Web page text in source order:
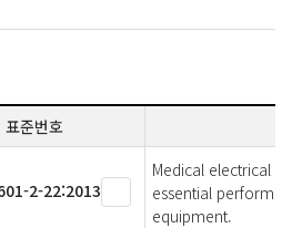
표준번호
2-22:2013
Medical electrical
essential
equipment.